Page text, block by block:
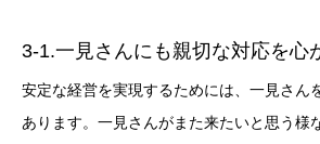
3-1.一見さんにも親切な対応を心
安定な経営を実現するためには、一見さん
あります。一見さんがまた来たいと思う様